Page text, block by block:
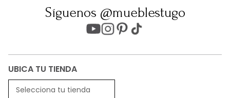
Síguenos @mueblestugo
UBICA TU TIENDA
Selecciona tu tienda